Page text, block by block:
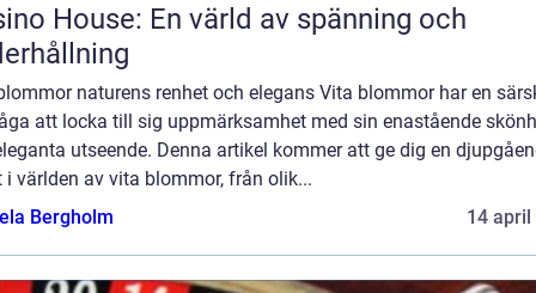
House: En värld av spänning och
naturens renhet och elegans Vita blommor har en
att locka till sig uppmärksamhet med sin enastående
utseende. Denna artikel kommer att ge dig en
i världen av vita blommor, från olik...
Bergholm
14 april